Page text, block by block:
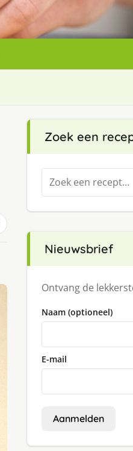
Zoek een
Zoeken
naar:
Nieuwsbrief
Ontvang de
Naam (optioneel)
E-mail
Aanmelden